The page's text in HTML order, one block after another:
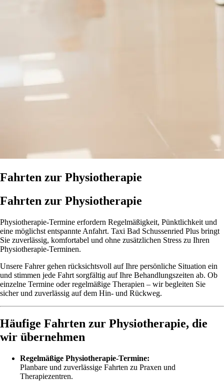
Fahrten zur Physiotherapie
Fahrten zur Physiotherapie
Physiotherapie-Termine erfordern Regelmäßigkeit, Pünktlichkeit und
eine möglichst entspannte Anfahrt. Taxi Bad Schussenried Plus bringt
Sie zuverlässig, komfortabel und ohne zusätzlichen Stress zu Ihren
Physiotherapie-Terminen.
Unsere Fahrer gehen rücksichtsvoll auf Ihre persönliche Situation ein
und stimmen jede Fahrt sorgfältig auf Ihre Behandlungszeiten ab. Ob
einzelne Termine oder regelmäßige Therapien – wir begleiten Sie
sicher und zuverlässig auf dem Hin- und Rückweg.
Häufige Fahrten zur Physiotherapie, die
wir übernehmen
Regelmäßige Physiotherapie-Termine:
Planbare und zuverlässige Fahrten zu Praxen und
Therapiezentren.